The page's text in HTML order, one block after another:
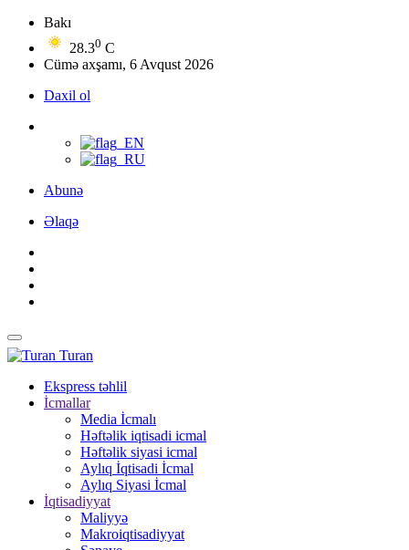
Bakı
28.30 C
Cümə axşamı, 6 Avqust 2026
Daxil ol
Abunə
Əlaqə
Turan
Ekspress təhlil
İcmallar
Media İcmalı
Həftəlik iqtisadi icmal
Həftəlik siyasi icmal
Aylıq İqtisadi İcmal
Aylıq Siyasi İcmal
İqtisadiyyat
Maliyyə
Makroiqtisadiyyat